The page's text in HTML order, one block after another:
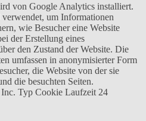
von Google Analytics installiert.
um Informationen
wie Besucher eine Website
der Erstellung eines
den Zustand der Website. Die
umfassen in anonymisierter Form
die Website von der sie
die besuchten Seiten.
Typ Cookie Laufzeit 24